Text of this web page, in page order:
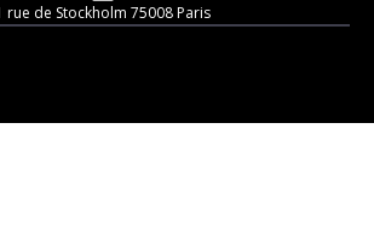
rue de Stockholm 75008 Paris